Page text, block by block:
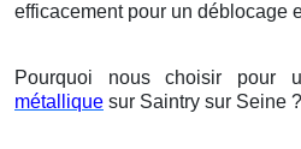
efficacement pour un déblocage
Pourquoi nous choisir pour
métallique sur Saintry sur Seine ?